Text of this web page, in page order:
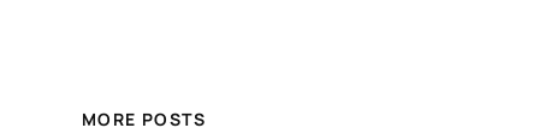
MORE POSTS